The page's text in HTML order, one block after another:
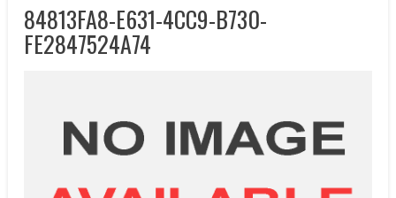
84813FA8-E631-4CC9-B730-
FE2847524A74